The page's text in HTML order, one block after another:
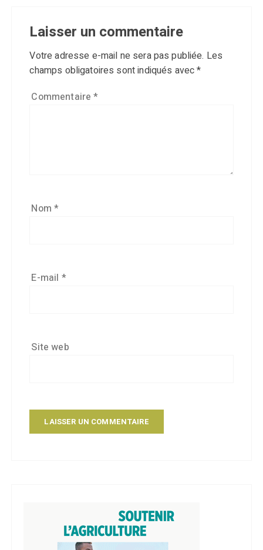
Laisser un commentaire
Votre adresse e-mail ne sera pas publiée. Les
champs obligatoires sont indiqués avec*
Commentaire*
Nom*
E-mail *
Site web